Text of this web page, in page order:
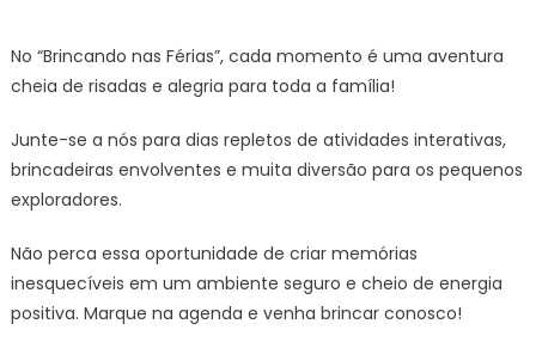
No “Brincando nas Férias”, cada momento é uma aventura
cheia de risadas e alegria para toda a família!
Junte-se a nós para dias repletos de atividades interativas,
brincadeiras envolventes e muita diversão para os pequenos
exploradores.
Não perca essa oportunidade de criar memórias
inesquecíveis em um ambiente seguro e cheio de energia
positiva. Marque na agenda e venha brincar conosco!